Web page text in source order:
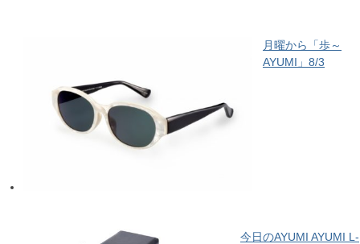
月曜から「歩～
AYUMI」8/3
今日のAYUMI AYUMI L-